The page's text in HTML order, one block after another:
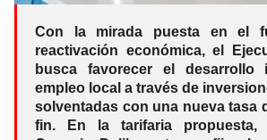
Con la mirada puesta en el
reactivación económica, el
busca favorecer el desarrollo
empleo local a través de
solventadas con una nueva tasa
fin. En la tarifaria propuesta,